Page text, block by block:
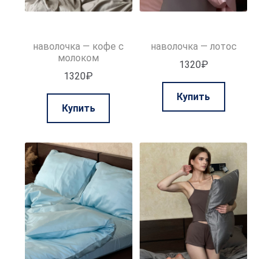
наволочка — кофе с
молоком
1320₽
Купить
несколько
вариаций.
Опции
выбрать
на
странице
товара.
наволочка — лотос
1320₽
Купить
Опции
можно
выбрать
на
странице
товара.